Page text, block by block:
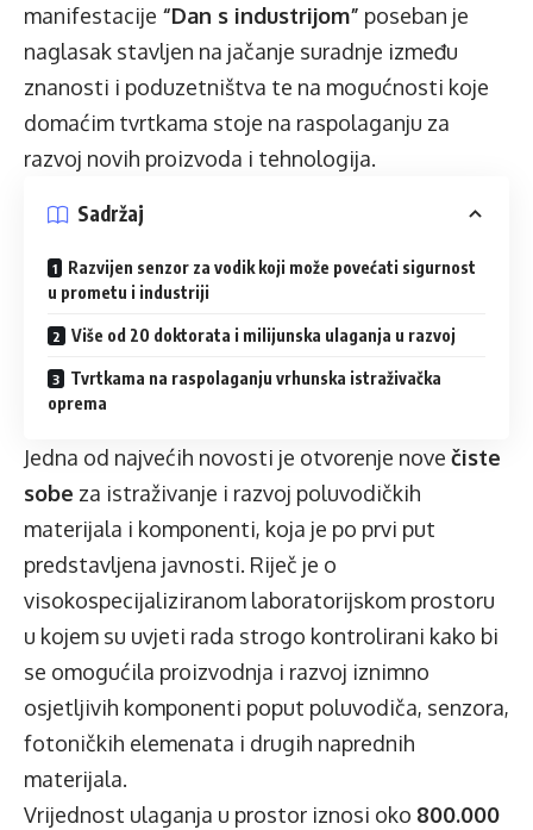
manifestacije “Dan s industrijom” poseban je
naglasak stavljen na jačanje suradnje između
znanosti i poduzetništva te na mogućnosti koje
domaćim tvrtkama stoje na raspolaganju za
razvoj novih proizvoda i tehnologija.
Sadržaj
Razvijen senzor za vodik koji može povećati sigurnost
u prometu i industriji
Više od 20 doktorata i milijunska ulaganja u razvoj
Tvrtkama na raspolaganju vrhunska istraživačka
oprema
Jedna od najvećih novosti je otvorenje nove čiste
sobe za istraživanje i razvoj poluvodičkih
materijala i komponenti, koja je po prvi put
predstavljena javnosti. Riječ je o
visokospecijaliziranom laboratorijskom prostoru
u kojem su uvjeti rada strogo kontrolirani kako bi
se omogućila proizvodnja i razvoj iznimno
osjetljivih komponenti poput poluvodiča, senzora,
fotoničkih elemenata i drugih naprednih
materijala.
Vrijednost ulaganja u prostor iznosi oko 800.000